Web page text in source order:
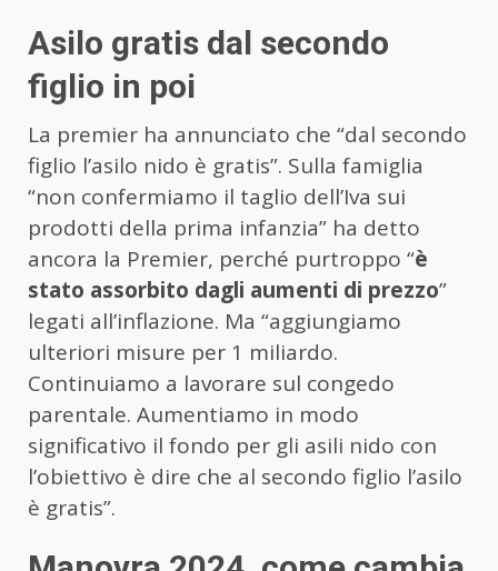
Asilo gratis dal secondo
figlio in poi
La premier ha annunciato che “dal secondo
figlio l’asilo nido è gratis”. Sulla famiglia
“non confermiamo il taglio dell’Iva sui
prodotti della prima infanzia” ha detto
ancora la Premier, perché purtroppo “è
stato assorbito dagli aumenti di prezzo”
legati all’inflazione. Ma “aggiungiamo
ulteriori misure per 1 miliardo.
Continuiamo a lavorare sul congedo
parentale. Aumentiamo in modo
significativo il fondo per gli asili nido con
l’obiettivo è dire che al secondo figlio l’asilo
è gratis”.